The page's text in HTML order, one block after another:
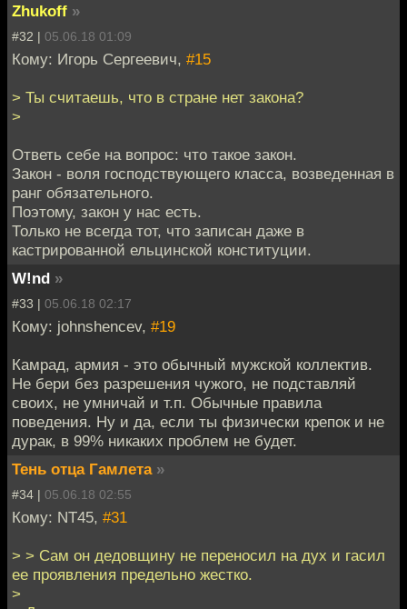
Zhukoff »
#32 | 05.06.18 01:09
Кому: Игорь Сергеевич, #15
> Ты считаешь, что в стране нет закона?
>
Ответь себе на вопрос: что такое закон.
Закон - воля господствующего класса, возведенная в
ранг обязательного.
Поэтому, закон у нас есть.
Только не всегда тот, что записан даже в
кастрированной ельцинской конституции.
W!nd »
#33 | 05.06.18 02:17
Кому: johnshencev, #19
Камрад, армия - это обычный мужской коллектив.
Не бери без разрешения чужого, не подставляй
своих, не умничай и т.п. Обычные правила
поведения. Ну и да, если ты физически крепок и не
дурак, в 99% никаких проблем не будет.
Тень отца Гамлета »
#34 | 05.06.18 02:55
Кому: NT45, #31
> > Сам он дедовщину не переносил на дух и гасил
ее проявления предельно жестко.
>